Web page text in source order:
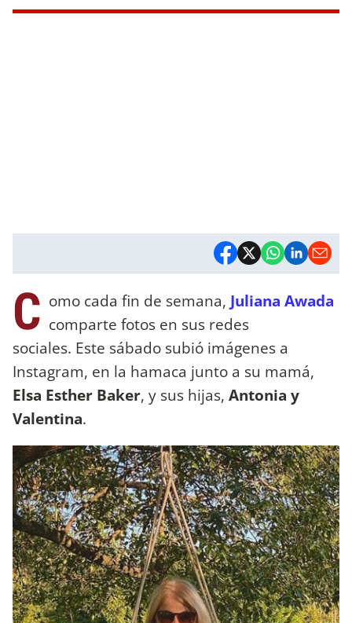
C omo cada fin de semana, Juliana Awada
comparte fotos en sus redes
sociales. Este sábado subió imágenes a
Instagram, en la hamaca junto a su mamá,
Elsa Esther Baker, y sus hijas, Antonia y
Valentina.